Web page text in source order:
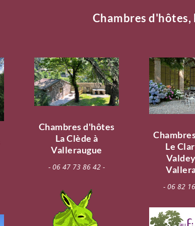
Chambres
Chambres d'hôtes
La Clède à
Valleraugue
- 06 47 73 86 42 -
Le
- 06 82